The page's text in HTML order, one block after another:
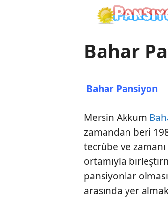
Bahar
Bahar Pansiyon
Mersin Akkum
zamandan beri
tecrübe ve
ortamıyla
pansiyonlar
arasında yer